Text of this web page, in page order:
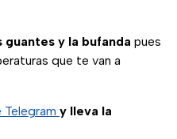
guantes y la bufanda pues
que te van a
y lleva la